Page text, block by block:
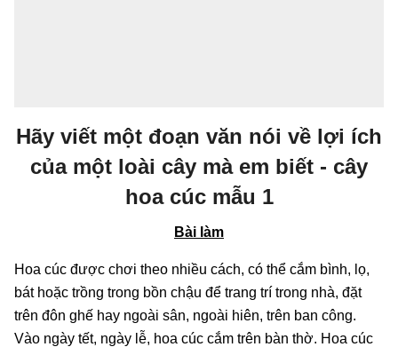
Hãy viết một đoạn văn nói về lợi ích
của một loài cây mà em biết - cây
hoa cúc mẫu 1
Bài làm
Hoa cúc được chơi theo nhiều cách, có thể cắm bình, lọ,
bát hoặc trồng trong bồn chậu để trang trí trong nhà, đặt
trên đôn ghế hay ngoài sân, ngoài hiên, trên ban công.
Vào ngày tết, ngày lễ, hoa cúc cắm trên bàn thờ. Hoa cúc